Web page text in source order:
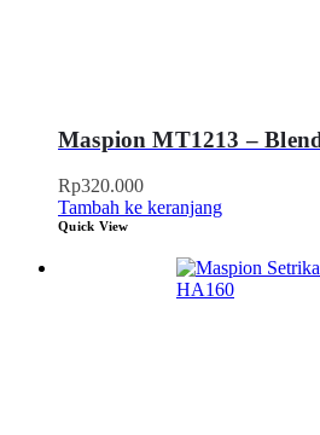
Maspion MT1213 –
Rp320.000
Tambah ke keranjang
Quick View